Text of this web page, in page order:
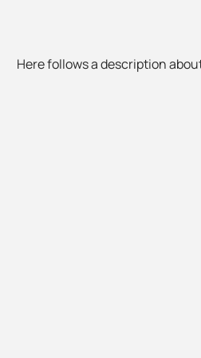
Here follows a description